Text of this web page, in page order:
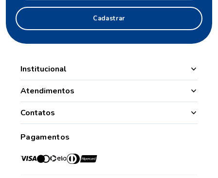
Cadastrar
Institucional
Manipulação
Quem Somos
Convênios
Crediário Web
Atendimentos
Nossas Lojas
Minha Conta
Histórico de Pedidos
Lista de Desejos
Contatos
Para todo o Brasil (whatsapp)
sac@farmasaorafaelcom.br
Pagamentos